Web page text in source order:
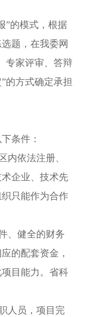
”的模式，根据
题，在我委网
专家评审、答辩
的方式确定承担
条件：
内依法注册、
企业、技术先
只能作为合作
、健全的财务
的配套资金，
目能力。省科
人员，项目完